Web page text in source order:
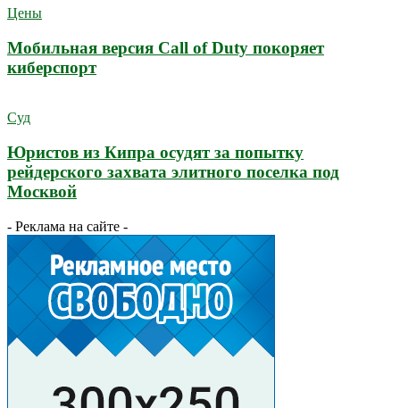
Цены
Мобильная версия Call of Duty покоряет
киберспорт
Суд
Юристов из Кипра осудят за попытку
рейдерского захвата элитного поселка под
Москвой
- Реклама на сайте -